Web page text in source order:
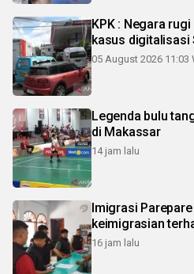
KPK : Negara
kasus digitalisasi
05 August 2026 11:03
Legenda bulu
di Makassar
14 jam lalu
Imigrasi
keimigrasian
16 jam lalu